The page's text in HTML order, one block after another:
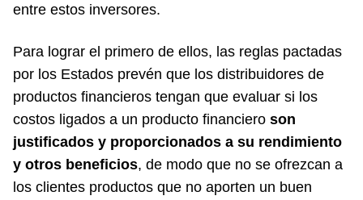
entre estos inversores.
Para lograr el primero de ellos, las reglas pactadas
por los Estados prevén que los distribuidores de
productos financieros tengan que evaluar si los
costos ligados a un producto financiero son
justificados y proporcionados a su rendimiento
y otros beneficios, de modo que no se ofrezcan a
los clientes productos que no aporten un buen